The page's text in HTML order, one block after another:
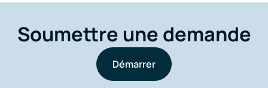
Soumettre une demande
Démarrer